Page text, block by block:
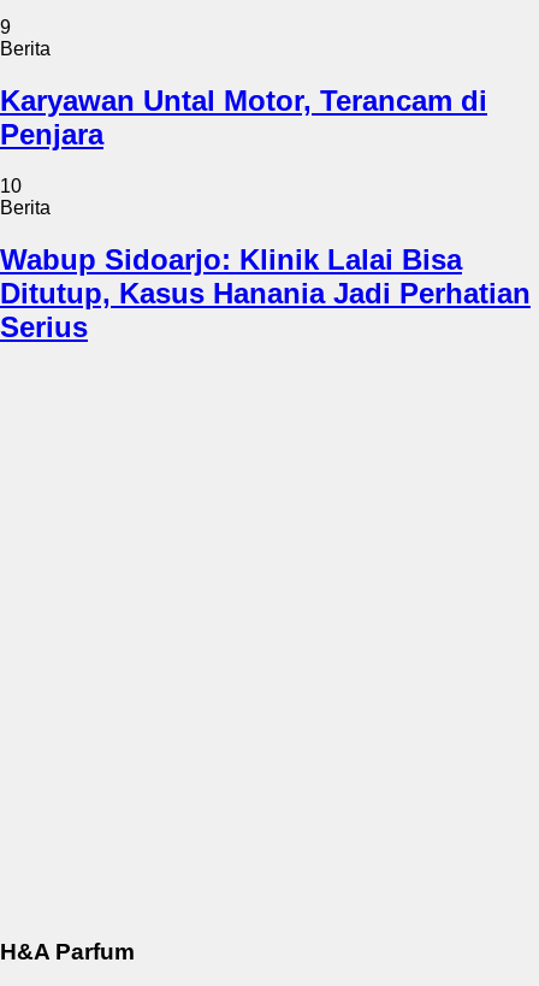
9
Berita
Karyawan Untal Motor, Terancam di
Penjara
10
Berita
Wabup Sidoarjo: Klinik Lalai Bisa
Ditutup, Kasus Hanania Jadi Perhatian
Serius
H&A Parfum